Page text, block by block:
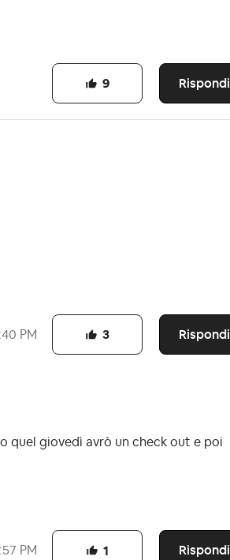
Rispondi
9
PM Rispondi
3
quel giovedì avrò un check out e poi
PM Rispondi
1